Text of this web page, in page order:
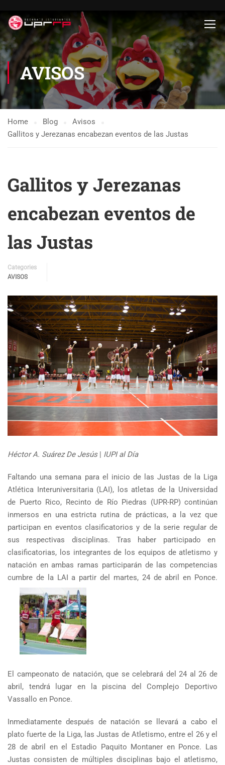
AVISOS
Home Blog
Avisos
Gallitos y Jerezanas encabezan eventos de las Justas
Gallitos y Jerezanas
encabezan eventos de
las Justas
Categories
AVISOS
Héctor A. Suárez De Jesús | IUPI al Día
Faltando una semana para el inicio de las Justas de la Liga
Atlética Interuniversitaria (LAI), los atletas de la Universidad
de Puerto Rico, Recinto de Río Piedras (UPR-RP) continúan
inmersos en una estricta rutina de prácticas, a la vez que
participan en eventos clasificatorios y de la serie regular de
sus respectivas disciplinas. Tras haber participado en
clasificatorias, los integrantes de los equipos de atletismo y
natación en ambas ramas participarán de las competencias
cumbre de la LAI a partir del martes, 24 de abril en Ponce.
El campeonato de natación, que se celebrará del 24 al 26 de
abril, tendrá lugar en la piscina del Complejo Deportivo
Vassallo en Ponce.
Inmediatamente después de natación se llevará a cabo el
plato fuerte de la Liga, las Justas de Atletismo, entre el 26 y el
28 de abril en el Estadio Paquito Montaner en Ponce. Las
Justas consisten de múltiples disciplinas bajo el atletismo,